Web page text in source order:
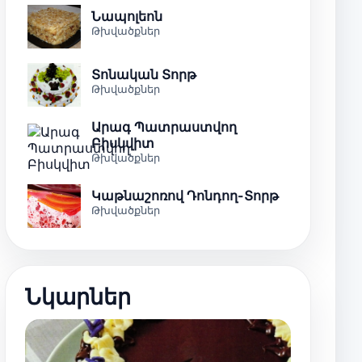
Նապոլեոն
Թխվածքներ
Տոնական Տորթ
Թխվածքներ
Արագ Պատրաստվող
Բիսկվիտ
Թխվածքներ
Կաթնաշոռով Դոնդող-Տորթ
Թխվածքներ
Նկարներ